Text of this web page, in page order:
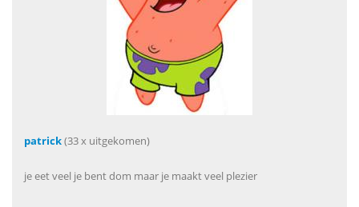
patrick(33 x uitgekomen)
je eet veel je bent dom maar je maakt veel plezier